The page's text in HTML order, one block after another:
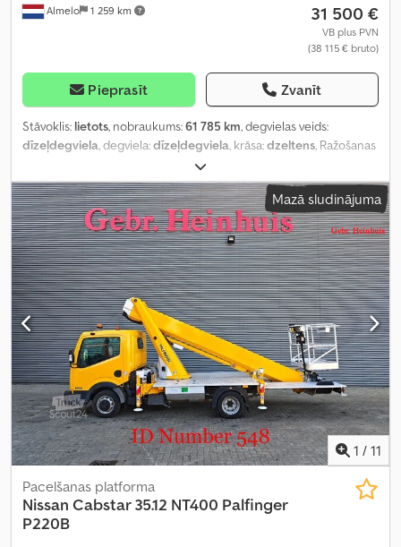
Almelo 1 259 km 31 500 €
VB plus PVN
(38 115 € bruto)
Pieprasīt Zvanīt
Stāvoklis: lietots, nobraukums:61 785 km, degvielas veids:
dīzeļdegviela , degviela:dīzeļdegviela , krāsa:dzeltens , Ražošanas
Mazā sludinājuma
1 / 11
Pacelšanas platforma
Nissan Cabstar 35.12 NT400 Palfinger
P220B